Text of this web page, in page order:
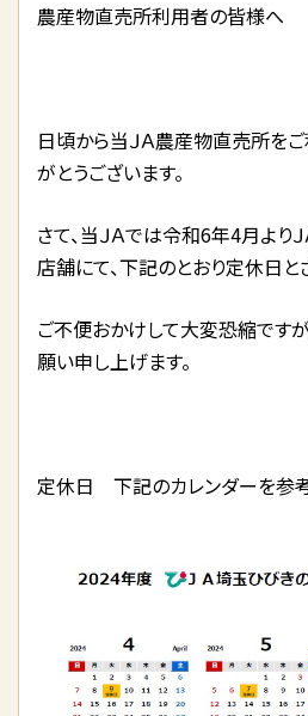
農産物直売所利用者の皆様へ
日頃から当ＪＡ農産物直売所を
がとうございます。
さて、当ＪＡでは令和6年4月よ
店舗にて、下記のとおり定休日と
ご不便おかけして大変恐縮です
願い申し上げます。
定休日 下記のカレンダーを参考